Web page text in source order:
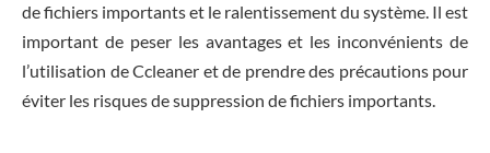
de fichiers importants et le ralentissement du système. Il est
important de peser les avantages et les inconvénients de
l’utilisation de Ccleaner et de prendre des précautions pour
éviter les risques de suppression de fichiers importants.